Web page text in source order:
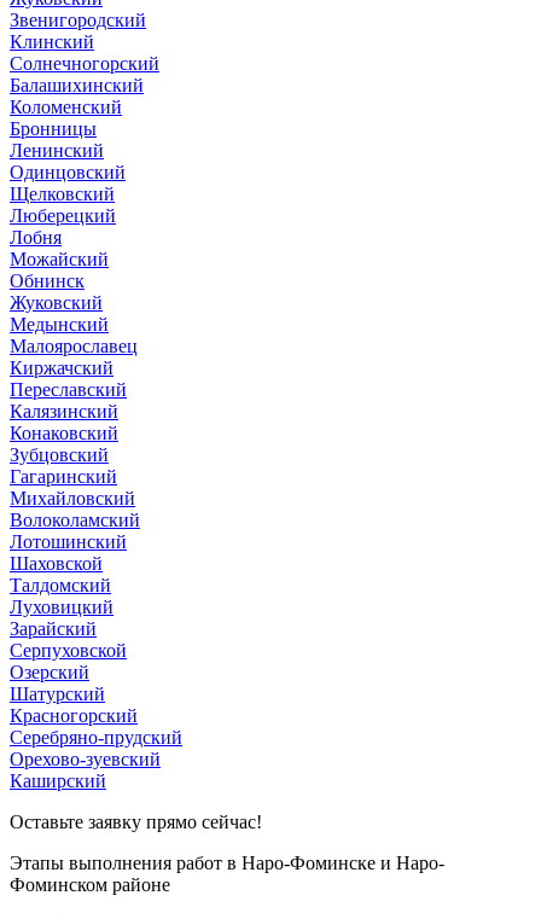
Звенигородский
Клинский
Солнечногорский
Балашихинский
Коломенский
Бронницы
Ленинский
Одинцовский
Щелковский
Люберецкий
Лобня
Можайский
Обнинск
Жуковский
Медынский
Малоярославец
Киржачский
Переславский
Калязинский
Конаковский
Зубцовский
Гагаринский
Михайловский
Волоколамский
Лотошинский
Шаховской
Талдомский
Луховицкий
Зарайский
Серпуховской
Озерский
Шатурский
Красногорский
Серебряно-прудский
Орехово-зуевский
Каширский
Оставьте заявку прямо сейчас!
Этапы выполнения работ в Наро-Фоминске и Наро-
Фоминском районе